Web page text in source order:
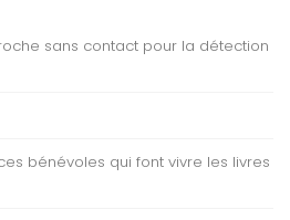
sans contact pour la détection
bénévoles qui font vivre les livres